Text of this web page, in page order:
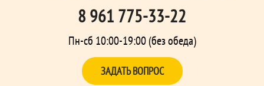
8 961 775-33-22
Пн-сб 10:00-19:00 (без обеда)
ЗАДАТЬ ВОПРОС